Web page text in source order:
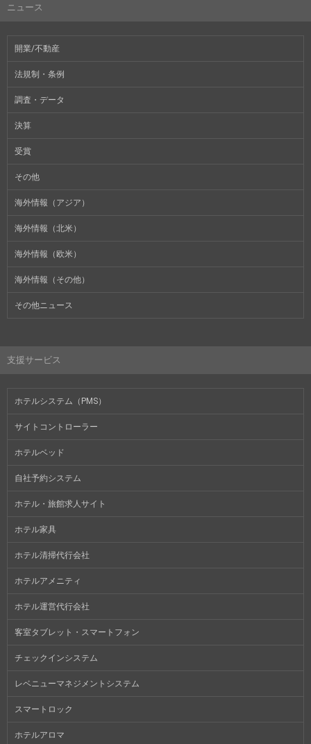
ニュース
開業/不動産
法規制・条例
調査・データ
決算
受賞
その他
海外情報（アジア）
海外情報（北米）
海外情報（欧米）
海外情報（その他）
その他ニュース
支援サービス
ホテルシステム（PMS）
サイトコントローラー
ホテルベッド
自社予約システム
ホテル・旅館求人サイト
ホテル家具
ホテル清掃代行会社
ホテルアメニティ
ホテル運営代行会社
客室タブレット・スマートフォン
チェックインシステム
レベニューマネジメントシステム
スマートロック
ホテルアロマ